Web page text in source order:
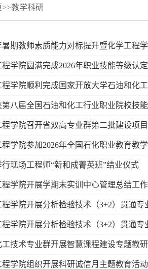
>>教学科研
暑期教师素质能力对标提升暨化学工程
程学院圆满完成2026年职业技能等级认
程学院顺利完成国家开放大学石油和化
第八届全国石油和化工行业职业院校技
程学院召开省双高专业群第二批建设项
程学院参加2026年全国石化职业教育教
行现场工程师“新和成菁英班”结业仪式
程学院开展学期末实训中心管理总结工作
程学院开展分析检验技术（3+2）贯通专
程学院开展分析检验技术（3+2）贯通专
工技术专业群开展智慧课程建设专题教
程学院组织开展科研诚信月主题教育活动